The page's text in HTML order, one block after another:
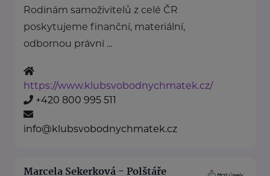
Rodinám samoživitelů z celé ČR
poskytujeme finanční, materiální,
odbornou právní ...
https://www.klubsvobodnychmatek.cz/
+420 800 995 511
info@klubsvobodnychmatek.cz
Marcela Sekerková - Polštáře